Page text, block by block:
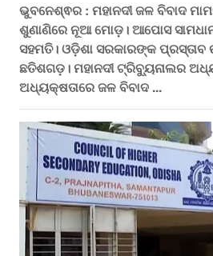
ଭୁବନେଶ୍ଵର : ମହାନଦୀ ଜଳ ବିବାଦ
ଶୁଣାଣିରେ ନୂଆ ମୋଡ଼। ଆପୋସ
ସହମତି। ଓଡ଼ିଶା ସରକାରଙ୍କ ପ୍ରସ୍ତାବ
ଛତିଶଗଡ଼। ମହାନଦୀ ଟ୍ରିବ୍ୟୁନାଲର
ଅଧ୍ୟକ୍ଷତାରେ ଜଳ ବିବାଦ ...